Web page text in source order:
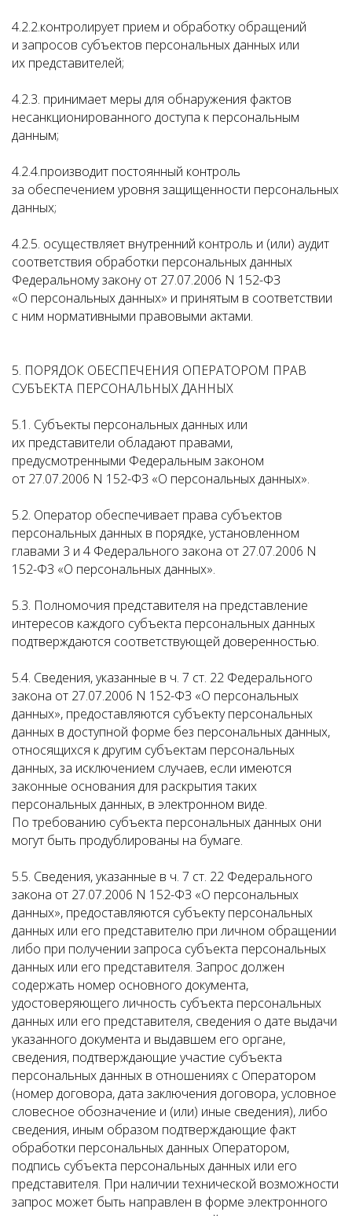
4.2.2.контролирует прием и обработку обращений
и запросов субъектов персональных данных или
их представителей;
4.2.3. принимает меры для обнаружения фактов
несанкционированного доступа к персональным
данным;
4.2.4.производит постоянный контроль
за обеспечением уровня защищенности персональных
данных;
4.2.5. осуществляет внутренний контроль и (или) аудит
соответствия обработки персональных данных
Федеральному закону от 27.07.2006 N 152-ФЗ
«О персональных данных» и принятым в соответствии
с ним нормативными правовыми актами.
5. ПОРЯДОК ОБЕСПЕЧЕНИЯ ОПЕРАТОРОМ ПРАВ
СУБЪЕКТА ПЕРСОНАЛЬНЫХ ДАННЫХ
5.1. Субъекты персональных данных или
их представители обладают правами,
предусмотренными Федеральным законом
от 27.07.2006 N 152-ФЗ «О персональных данных».
5.2. Оператор обеспечивает права субъектов
персональных данных в порядке, установленном
главами 3 и 4 Федерального закона от 27.07.2006 N
152-ФЗ «О персональных данных».
5.3. Полномочия представителя на представление
интересов каждого субъекта персональных данных
подтверждаются соответствующей доверенностью.
5.4. Сведения, указанные в ч. 7 ст. 22 Федерального
закона от 27.07.2006 N 152-ФЗ «О персональных
данных», предоставляются субъекту персональных
данных в доступной форме без персональных данных,
относящихся к другим субъектам персональных
данных, за исключением случаев, если имеются
законные основания для раскрытия таких
персональных данных, в электронном виде.
По требованию субъекта персональных данных они
могут быть продублированы на бумаге.
5.5. Сведения, указанные в ч. 7 ст. 22 Федерального
закона от 27.07.2006 N 152-ФЗ «О персональных
данных», предоставляются субъекту персональных
данных или его представителю при личном обращении
либо при получении запроса субъекта персональных
данных или его представителя. Запрос должен
содержать номер основного документа,
удостоверяющего личность субъекта персональных
данных или его представителя, сведения о дате выдачи
указанного документа и выдавшем его органе,
сведения, подтверждающие участие субъекта
персональных данных в отношениях с Оператором
(номер договора, дата заключения договора, условное
словесное обозначение и (или) иные сведения), либо
сведения, иным образом подтверждающие факт
обработки персональных данных Оператором,
подпись субъекта персональных данных или его
представителя. При наличии технической возможности
запрос может быть направлен в форме электронного